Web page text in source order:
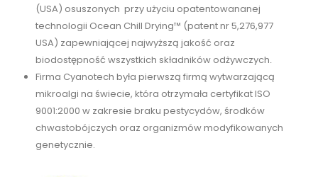
(USA) osuszonych przy użyciu opatentowananej
technologii Ocean Chill Drying™ (patent nr 5,276,977
USA) zapewniającej najwyższą jakość oraz
biodostępność wszystkich składników odżywczych.
Firma Cyanotech była pierwszą firmą wytwarzającą
mikroalgi na świecie, która otrzymała certyfikat ISO
9001:2000 w zakresie braku pestycydów, środków
chwastobójczych oraz organizmów modyfikowanych
genetycznie.